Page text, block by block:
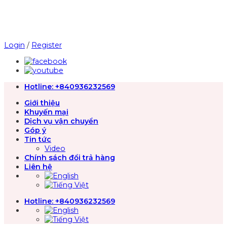
Login / Register
Hotline: +840936232569
Giới thiệu
Khuyến mại
Dịch vụ vận chuyển
Góp ý
Tin tức
Video
Chính sách đổi trả hàng
Liên hệ
Hotline: +840936232569